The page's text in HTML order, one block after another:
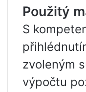
Použitý
S
zvoleným
výpočtu